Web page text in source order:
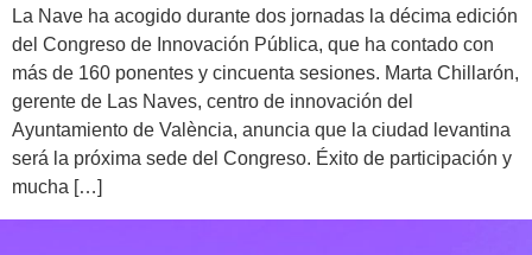
La Nave ha acogido durante dos jornadas la décima edición
del Congreso de Innovación Pública, que ha contado con
más de 160 ponentes y cincuenta sesiones. Marta Chillarón,
gerente de Las Naves, centro de innovación del
Ayuntamiento de València, anuncia que la ciudad levantina
será la próxima sede del Congreso. Éxito de participación y
mucha […]